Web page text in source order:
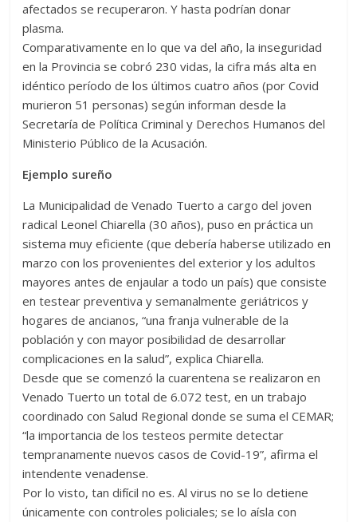
afectados se recuperaron. Y hasta podrían donar
plasma.
Comparativamente en lo que va del año, la inseguridad
en la Provincia se cobró 230 vidas, la cifra más alta en
idéntico período de los últimos cuatro años (por Covid
murieron 51 personas) según informan desde la
Secretaría de Política Criminal y Derechos Humanos del
Ministerio Público de la Acusación.
Ejemplo sureño
La Municipalidad de Venado Tuerto a cargo del joven
radical Leonel Chiarella (30 años), puso en práctica un
sistema muy eficiente (que debería haberse utilizado en
marzo con los provenientes del exterior y los adultos
mayores antes de enjaular a todo un país) que consiste
en testear preventiva y semanalmente geriátricos y
hogares de ancianos, “una franja vulnerable de la
población y con mayor posibilidad de desarrollar
complicaciones en la salud”, explica Chiarella.
Desde que se comenzó la cuarentena se realizaron en
Venado Tuerto un total de 6.072 test, en un trabajo
coordinado con Salud Regional donde se suma el CEMAR;
“la importancia de los testeos permite detectar
tempranamente nuevos casos de Covid-19”, afirma el
intendente venadense.
Por lo visto, tan difícil no es. Al virus no se lo detiene
únicamente con controles policiales; se lo aísla con